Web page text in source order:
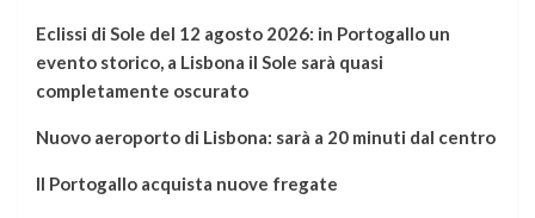
Eclissi di Sole del 12 agosto 2026: in Portogallo un
evento storico, a Lisbona il Sole sarà quasi
completamente oscurato
Nuovo aeroporto di Lisbona: sarà a 20 minuti dal centro
Il Portogallo acquista nuove fregate